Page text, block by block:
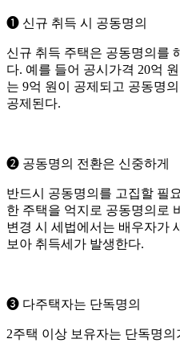
➊ 신규 취득 시 공동명의
신규 취득 주택은 공동명의를
다. 예를 들어 공시가격 20억
는 9억 원이 공제되고 공동명
공제된다.
➋ 공동명의 전환은 신중하게
반드시 공동명의를 고집할 필
한 주택을 억지로 공동명의로
변경 시 세법에서는 배우자가
보아 취득세가 발생한다.
➌ 다주택자는 단독명의
2주택 이상 보유자는 단독명